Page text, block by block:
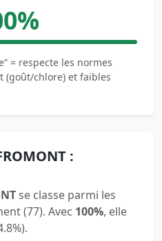
= respecte les normes
(goût/chlore) et faibles
:
se classe parmi les
(77). Avec 100%, elle